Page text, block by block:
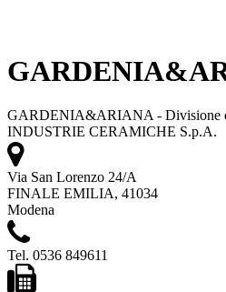
GARDENIA&ARIANA - Divisione
INDUSTRIE CERAMICHE S.p.A.
Via San Lorenzo 24/A
FINALE EMILIA, 41034
Modena
Tel. 0536 849611